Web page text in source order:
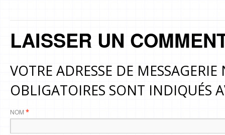
LAISSER UN
VOTRE ADRESSE DE
OBLIGATOIRES SONT INDIQUÉS
NOM *